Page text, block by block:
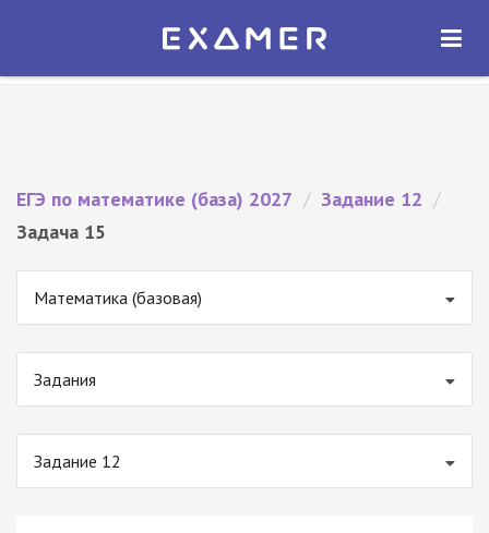
Экзамер — ЕГЭ 2027
ОТКРЫТЬ
ЕГЭ по математике (база) 2027 / Задание 12 /
Задача 15
Математика (базовая)
Задания
Задание 12